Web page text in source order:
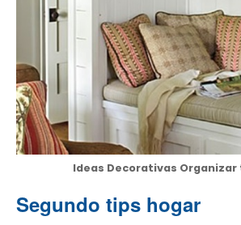
Ideas Decorativas Organizar
Segundo tips hogar